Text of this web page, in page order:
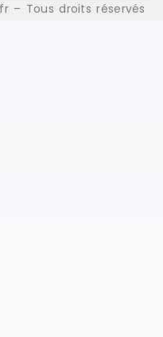
– Tous droits réservés